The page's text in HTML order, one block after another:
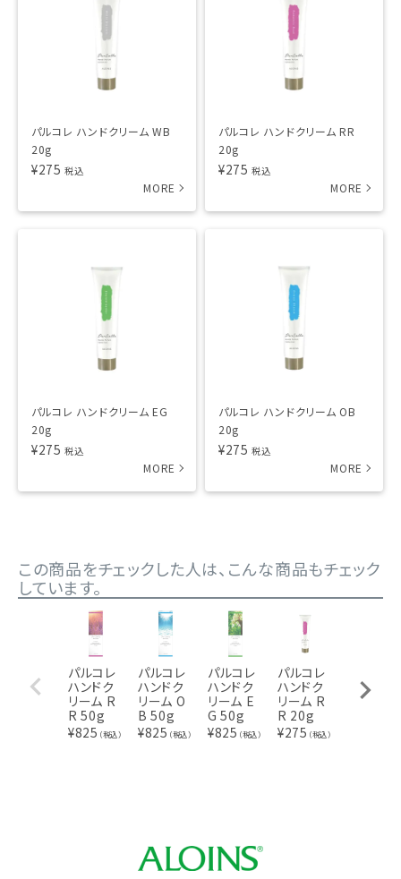
パルコレ ハンドクリーム WB
20g
¥275 税込
パルコレ ハンドクリーム RR
20g
¥275 税込
パルコレ ハンドクリーム EG
20g
¥275 税込
パルコレ ハンドクリーム OB
20g
¥275 税込
この商品をチェックした人は、こんな商品もチェック
しています。
パルコレ
ハンドク
リーム R
R 50g
¥825 （税込）
パルコレ
ハンドク
リーム O
B 50g
¥825 （税込）
パルコレ
ハンドク
リーム E
G 50g
¥825 （税込）
パルコレ
ハンドク
リーム R
R 20g
¥275 （税込）
ハンドク
リーム W